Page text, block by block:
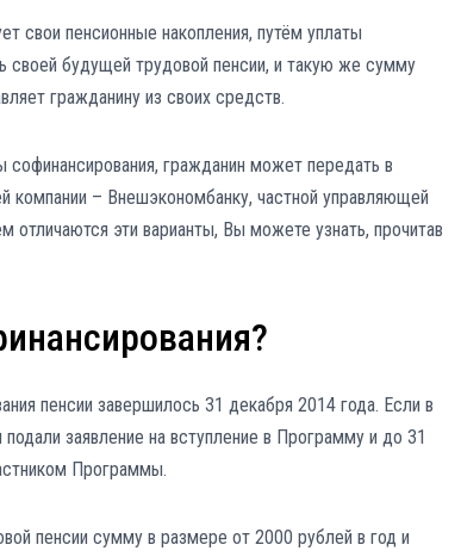
свои пенсионные накопления, путём уплаты
своей будущей трудовой пенсии, и такую же сумму
гражданину из своих средств.
гражданин может передать в
компании – Внешэкономбанку, частной управляющей
эти варианты, Вы можете узнать, прочитав
пенсии завершилось 31 декабря 2014 года. Если в
заявление на вступление в Программу и до 31
Программы.
пенсии сумму в размере от 2000 рублей в год и